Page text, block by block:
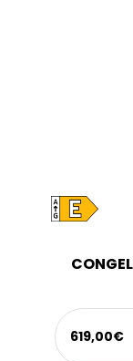
619,00€